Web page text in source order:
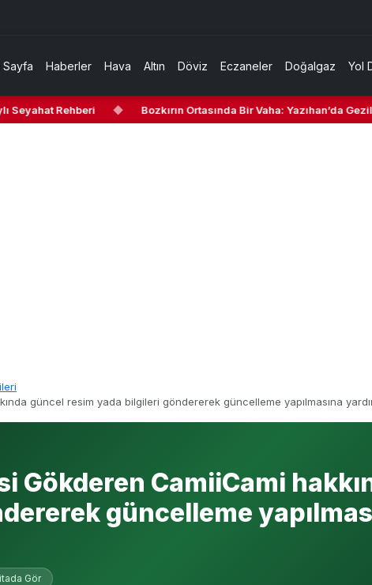
Sayfa Haberler Hava Altın Döviz Eczaneler Doğalgaz Yol
Rehberi ◆ Bozkırın Ortasında Bir Vaha: Yazıhan’da
güncel resim yada bilgileri göndererek güncelleme yapılmasına
Gökderen CamiiCami
güncelleme
Gör